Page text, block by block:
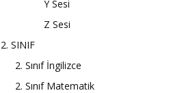
Y Sesi
Z Sesi
2. SINIF
2. Sınıf İngilizce
2. Sınıf Matematik